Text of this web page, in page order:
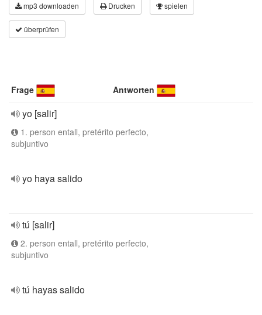
mp3 downloaden Drucken spielen
überprüfen
Frage Antworten
yo [salir]
1. person entall, pretérito perfecto,
subjuntivo
yo haya salido
tú [salir]
2. person entall, pretérito perfecto,
subjuntivo
tú hayas salido